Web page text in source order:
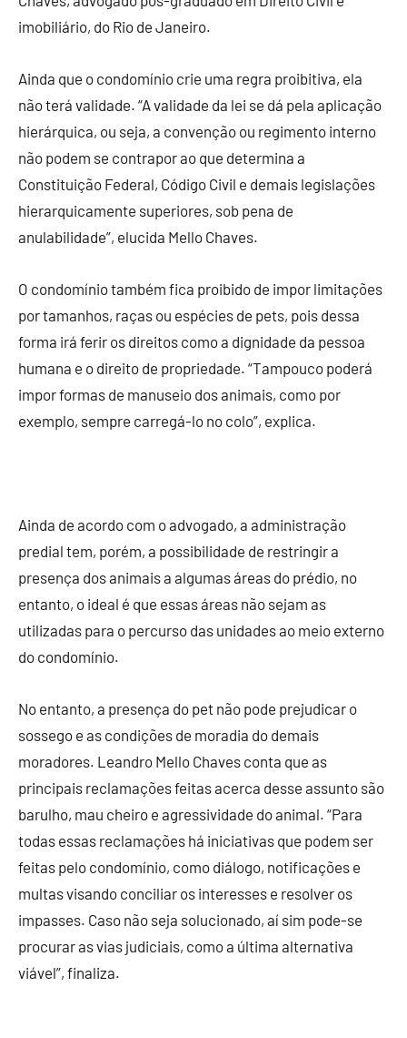
imobiliário, do Rio de Janeiro.
Ainda que o condomínio crie uma regra proibitiva, ela
não terá validade. “A validade da lei se dá pela aplicação
hierárquica, ou seja, a convenção ou regimento interno
não podem se contrapor ao que determina a
Constituição Federal, Código Civil e demais legislações
hierarquicamente superiores, sob pena de
anulabilidade”, elucida Mello Chaves.
O condomínio também fica proibido de impor limitações
por tamanhos, raças ou espécies de pets, pois dessa
forma irá ferir os direitos como a dignidade da pessoa
humana e o direito de propriedade. “Tampouco poderá
impor formas de manuseio dos animais, como por
exemplo, sempre carregá-lo no colo”, explica.
Ainda de acordo com o advogado, a administração
predial tem, porém, a possibilidade de restringir a
presença dos animais a algumas áreas do prédio, no
entanto, o ideal é que essas áreas não sejam as
utilizadas para o percurso das unidades ao meio externo
do condomínio.
No entanto, a presença do pet não pode prejudicar o
sossego e as condições de moradia do demais
moradores. Leandro Mello Chaves conta que as
principais reclamações feitas acerca desse assunto são
barulho, mau cheiro e agressividade do animal. “Para
todas essas reclamações há iniciativas que podem ser
feitas pelo condomínio, como diálogo, notificações e
multas visando conciliar os interesses e resolver os
impasses. Caso não seja solucionado, aí sim pode-se
procurar as vias judiciais, como a última alternativa
viável”, finaliza.